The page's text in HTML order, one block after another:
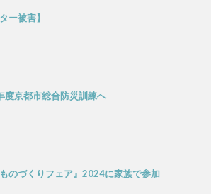
ー被害】
度京都市総合防災訓練へ
ものづくりフェア』2024に家族で参加